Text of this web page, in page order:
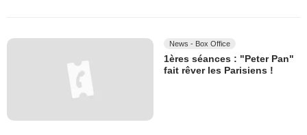
News - Box Office
1ères séances : "Peter Pan"
fait rêver les Parisiens !